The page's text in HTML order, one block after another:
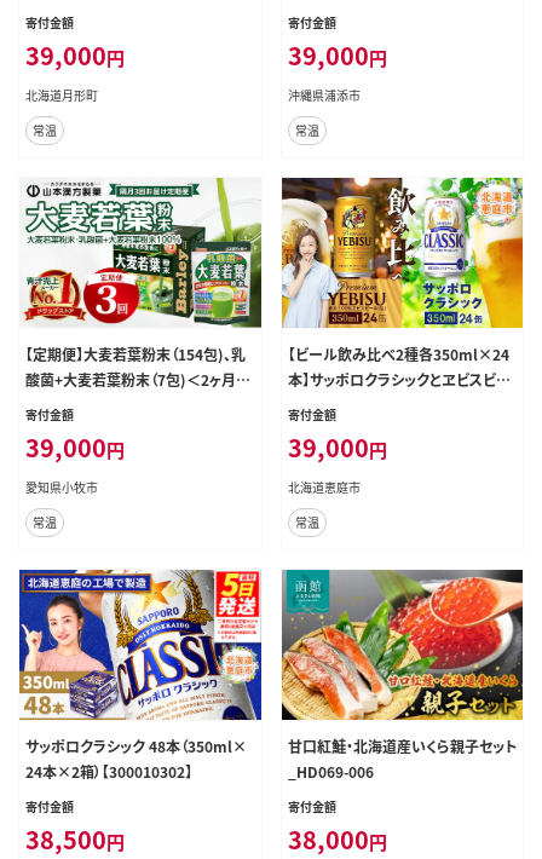
ぼし 5kg×1袋 特A 精米 米 白米 ご
ぎり ふっくら 常温 お取り寄せ 産地
直送 送料無料 月形
寄付金額
39,000円
北海道月形町
常温
寄付金額
39,000円
沖縄県浦添市
常温
【定期便】大麦若葉粉末（154包)、乳
酸菌+大麦若葉粉末（7包)＜2ヶ月に
1度、3回送付＞ ［大麦若葉 粉末大麦
汁 無添加青汁 毎日青汁 定期便］[0
27Y09-T]
寄付金額
39,000円
愛知県小牧市
常温
【ビール飲み比べ2種各350ml×24
本】サッポロクラシックとヱビスビー
ル【30001020180021】
寄付金額
39,000円
北海道恵庭市
常温
サッポロクラシック 48本（350ml×
24本×2箱）【300010302】
寄付金額
38,500円
甘口紅鮭・北海道産いくら親子セット
_HD069-006
寄付金額
38,000円